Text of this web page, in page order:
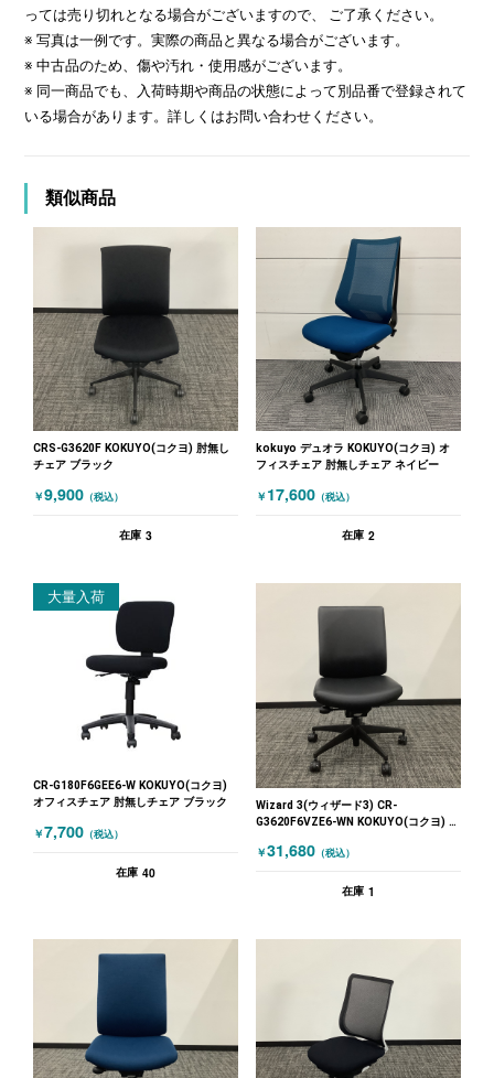
っては売り切れとなる場合がございますので、 ご了承ください。
※ 写真は一例です。実際の商品と異なる場合がございます。
※ 中古品のため、傷や汚れ・使用感がございます。
※ 同一商品でも、入荷時期や商品の状態によって別品番で登録されて
いる場合があります。詳しくはお問い合わせください。
類似商品
CRS-G3620F KOKUYO(コクヨ) 肘無し
チェア ブラック
￥9,900 （税込）
在庫 3
kokuyo デュオラ KOKUYO(コクヨ) オ
フィスチェア 肘無しチェア ネイビー
￥ 17,600 （税込）
在庫 2
大量入荷
CR-G180F6GEE6-W KOKUYO(コクヨ)
オフィスチェア 肘無しチェア ブラック
￥7,700 （税込）
在庫 40
Wizard 3(ウィザード3) CR-
G3620F6VZE6-WN KOKUYO(コクヨ) オ
￥31,680 （税込）
在庫 1